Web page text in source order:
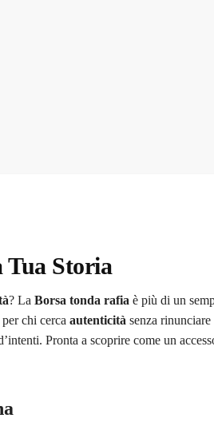
Tua Storia
? La Borsa tonda rafia è più di un
chi cerca autenticità senza rinunciare
Pronta a scoprire come un